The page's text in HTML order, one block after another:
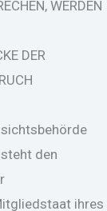
WERDEN
DER
den
ihres